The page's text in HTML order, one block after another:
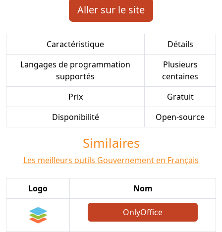
Aller sur le site
Caractéristique
Détails
Langages de programmation
supportés
Plusieurs
centaines
Prix
Gratuit
Disponibilité
Open-source
Similaires
Les meilleurs outils Gouvernement en Français
Logo Nom
OnlyOffice